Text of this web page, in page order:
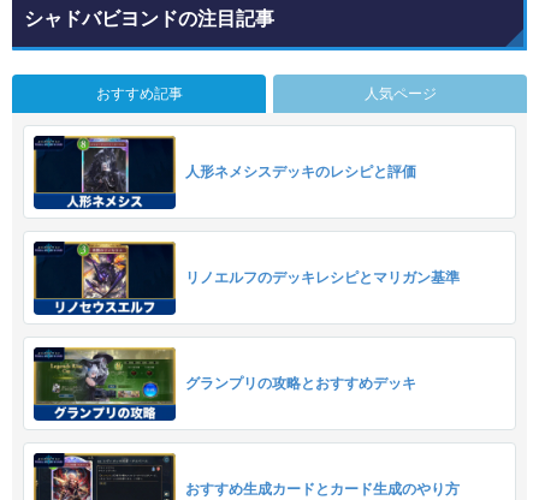
シャドバビヨンドの注目記事
おすすめ記事 人気ページ
人形ネメシスデッキのレシピと評価
リノエルフのデッキレシピとマリガン基準
グランプリの攻略とおすすめデッキ
おすすめ生成カードとカード生成のやり方